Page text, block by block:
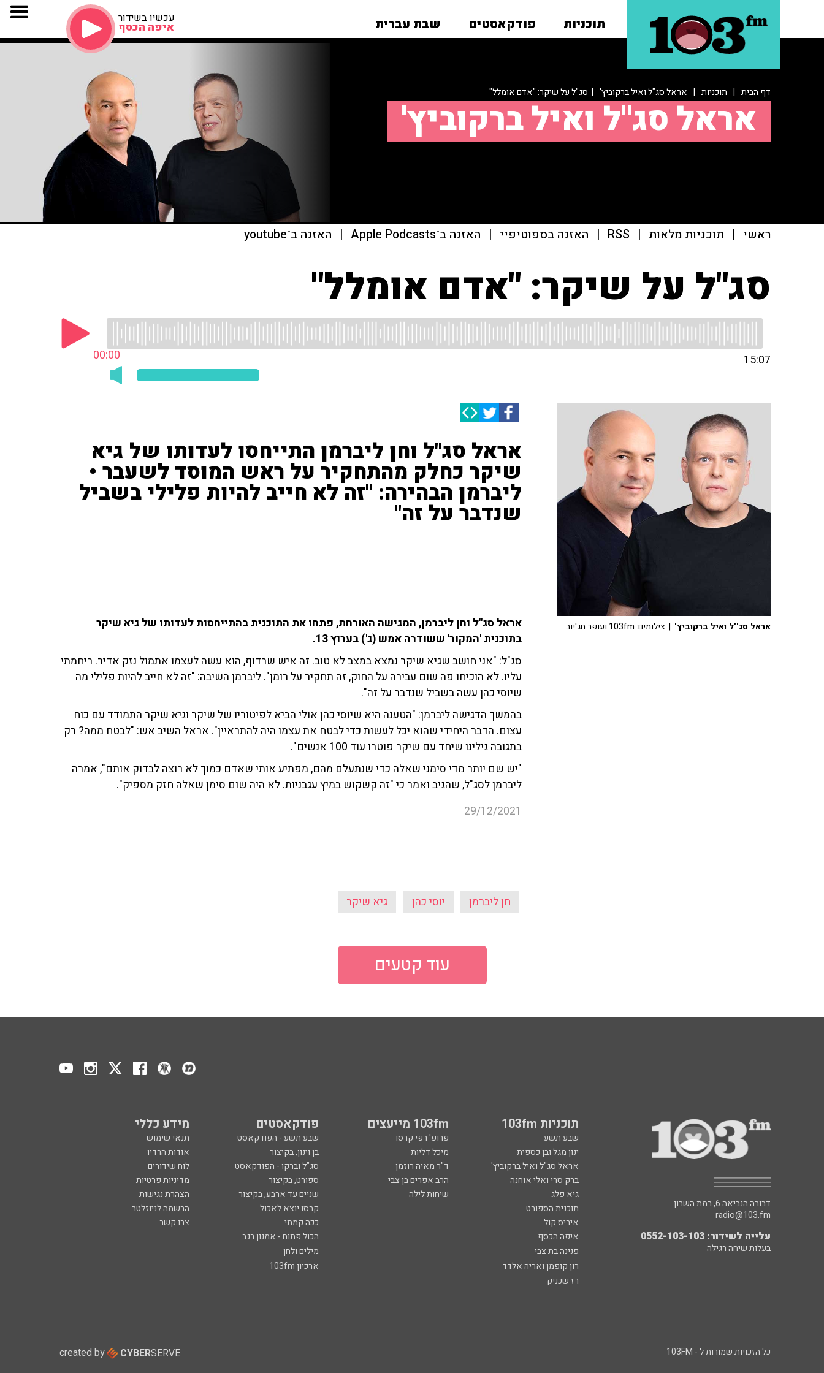
תוכניות פודקאסטים שבת עברית עכשיו בשידור
איפה הכסף
דף הבית | תוכניות | אראל סג"ל ואיל ברקוביץ' | סג"ל על שיקר: "אדם אומלל"
אראל סג"ל ואיל ברקוביץ'
ראשי | תוכניות מלאות |
RSS
| האזנה בספוטיפיי | האזנה ב־Apple Podcasts | האזנה ב־youtube
סג"ל על שיקר: "אדם אומלל"
00:00 15:07
אראל סג"ל וחן ליברמן התייחסו לעדותו של גיא
שיקר כחלק מהתחקיר על ראש המוסד לשעבר •
ליברמן הבהירה: "זה לא חייב להיות פלילי בשביל
שנדבר על זה"
אראל סג"ל וחן ליברמן, המגישה האורחת, פתחו את התוכנית בהתייחסות לעדותו של גיא שיקר
בתוכנית 'המקור' ששודרה אמש (ג') בערוץ 13.
סג"ל: "אני חושב שגיא שיקר נמצא במצב לא טוב. זה איש שרדוף, הוא עשה לעצמו אתמול נזק אדיר. ריחמתי
עליו. לא הוכיחו פה שום עבירה על החוק, זה תחקיר על רומן". ליברמן השיבה: "זה לא חייב להיות פלילי מה
שיוסי כהן עשה בשביל שנדבר על זה".
בהמשך הדגישה ליברמן: "הטענה היא שיוסי כהן אולי הביא לפיטוריו של שיקר וגיא שיקר התמודד עם כוח
עצום. הדבר היחידי שהוא יכל לעשות כדי לבטח את עצמו היה להתראיין". אראל השיב אש: "לבטח ממה? רק
בתגובה גילינו שיחד עם שיקר פוטרו עוד 100 אנשים".
"יש שם יותר מדי סימני שאלה כדי שנתעלם מהם, מפתיע אותי שאדם כמוך לא רוצה לבדוק אותם", אמרה
ליברמן לסג"ל, שהגיב ואמר כי "זה קשקוש במיץ עגבניות. לא היה שום סימן שאלה חזק מספיק".
29/12/2021
חן ליברמן יוסי כהן גיא שיקר
אראל סג''ל ואיל ברקוביץ' | צילומים: 103fm ועופר חג'יוב
עוד קטעים
תוכניות 103fm 103fm מייעצים פודקאסטים מידע כללי
שבע תשע פרופ' רפי קרסו שבע תשע - הפודקאסט
תנאי שימוש
ינון מגל ובן כספית
מיכל דליות בן וינון, בקיצור
אודות הרדיו
אראל סג"ל ואיל ברקוביץ'
ד"ר מאיה רוזמן סג"ל וברקו - הפודקאסט
לוח שידורים
ברק סרי ואלי אוחנה
הרב אפרים בן צבי ספורט, בקיצור
מדיניות פרטיות
גיא פלג
שיחות לילה שניים עד ארבע, בקיצור
הצהרת נגישות
תוכנית הספורט
קרסו יוצא לאכול
הרשמה לניוזלטר
איריס קול
ככה קמתי
צרו קשר
איפה הכסף
הכול פתוח - אמנון רגב
פנינה בת צבי
מילים ולחן
רון קופמן ואריה אלדד
ארכיון 103fm
רז שכניק
דבורה הנביאה 6, רמת השרון
radio@103.fm
עלייה לשידור: 0552-103-103
בעלות שיחה רגילה
כל הזכויות שמורות ל - 103FM created by CYBERSERVE